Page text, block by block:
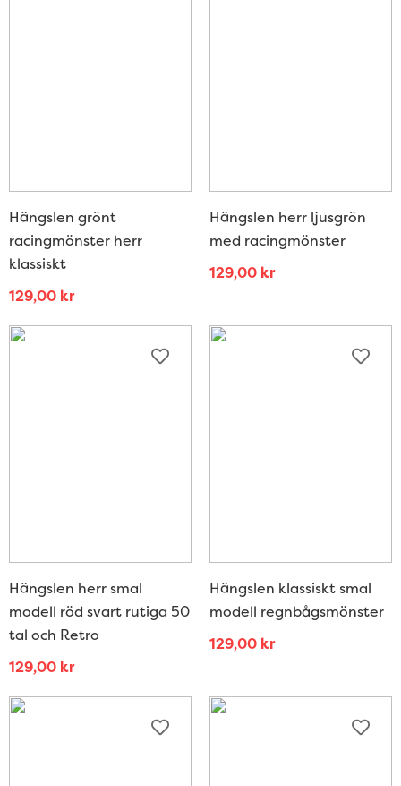
Hängslen grönt
racingmönster herr
klassiskt
129,00 kr
Hängslen herr ljusgrön
med racingmönster
129,00 kr
Hängslen herr smal
modell röd svart rutiga 50
tal och Retro
129,00 kr
Hängslen klassiskt smal
modell regnbågsmönster
129,00 kr